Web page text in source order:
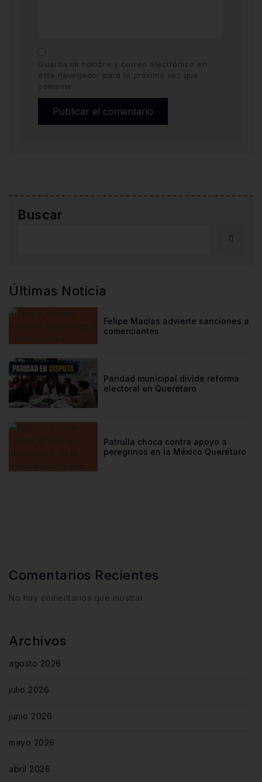
Guarda mi nombre y correo electrónico en
este navegador para la próxima vez que
comente.
Buscar
Últimas Noticia
Felipe Macías advierte sanciones a
comerciantes
Paridad municipal divide reforma
electoral en Querétaro
Patrulla choca contra apoyo a
peregrinos en la México Querétaro
Comentarios Recientes
No hay comentarios que mostrar.
Archivos
agosto 2026
julio 2026
junio 2026
mayo 2026
abril 2026